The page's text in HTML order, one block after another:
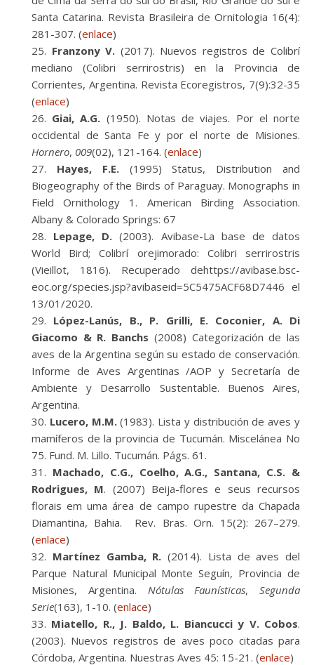
Santa Catarina. Revista Brasileira de Ornitologia 16(4):
281-307. (enlace)
Franzony V. (2017). Nuevos registros de Colibrí
mediano (Colibri serrirostris) en la Provincia de
Corrientes, Argentina. Revista Ecoregistros, 7(9):32-35
(enlace)
Giai, A.G. (1950). Notas de viajes. Por el norte
occidental de Santa Fe y por el norte de Misiones.
Hornero, 009(02), 121-164. (enlace)
Hayes, F.E.(1995)Status, Distribution and
Biogeography of the Birds of Paraguay. Monographs in
Field Ornithology 1. American Birding Association.
Albany & Colorado Springs: 67
Lepage, D. (2003). Avibase-La base de datos
World Bird; Colibrí orejimorado: Colibri serrirostris
(Vieillot, 1816). Recuperado dehttps://avibase.bsc-
eoc.org/species.jsp?avibaseid=5C5475ACF68D7446 el
13/01/2020.
López-Lanús, B., P. Grilli, E. Coconier, A. Di
Giacomo & R. Banchs (2008) Categorización de las
aves de la Argentina según su estado de conservación.
Informe de Aves Argentinas /AOP y Secretaría de
Ambiente y Desarrollo Sustentable. Buenos Aires,
Argentina.
Lucero, M.M.(1983). Lista y distribución de aves y
mamíferos de la provincia de Tucumán. Miscelánea No
75. Fund. M. Lillo. Tucumán. Págs. 61.
Machado, C.G., Coelho, A.G., Santana, C.S. &
Rodrigues, M. (2007) Beija-flores e seus recursos
florais em uma área de campo rupestre da Chapada
Diamantina, Bahia. Rev. Bras. Orn. 15(2): 267–279.
(enlace)
Martínez Gamba, R. (2014). Lista de aves del
Parque Natural Municipal Monte Seguín, Provincia de
Misiones, Argentina. Nótulas Faunísticas, Segunda
Serie(163), 1-10. (enlace)
Miatello, R., J. Baldo, L. Biancucci y V. Cobos.
(2003). Nuevos registros de aves poco citadas para
Córdoba, Argentina. Nuestras Aves 45: 15-21. (enlace)